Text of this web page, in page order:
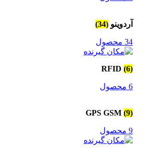
آردوینو (34)
34 محصول
RFID (6)
6 محصول
GPS GSM (9)
9 محصول